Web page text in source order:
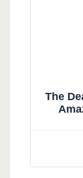
The